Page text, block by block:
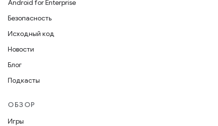
Android for Enterprise
Безопасность
Исходный код
Новости
Блог
Подкасты
ОБЗОР
Игры